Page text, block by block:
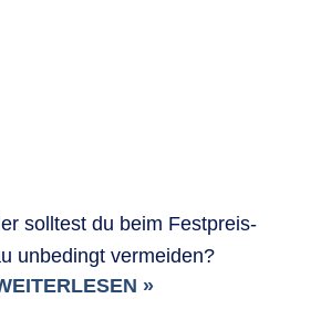
solltest du beim Festpreis-
unbedingt vermeiden?
»